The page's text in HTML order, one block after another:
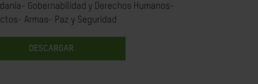
Gobernabilidad y Derechos Humanos-
Armas- Paz y Seguridad
DESCARGAR